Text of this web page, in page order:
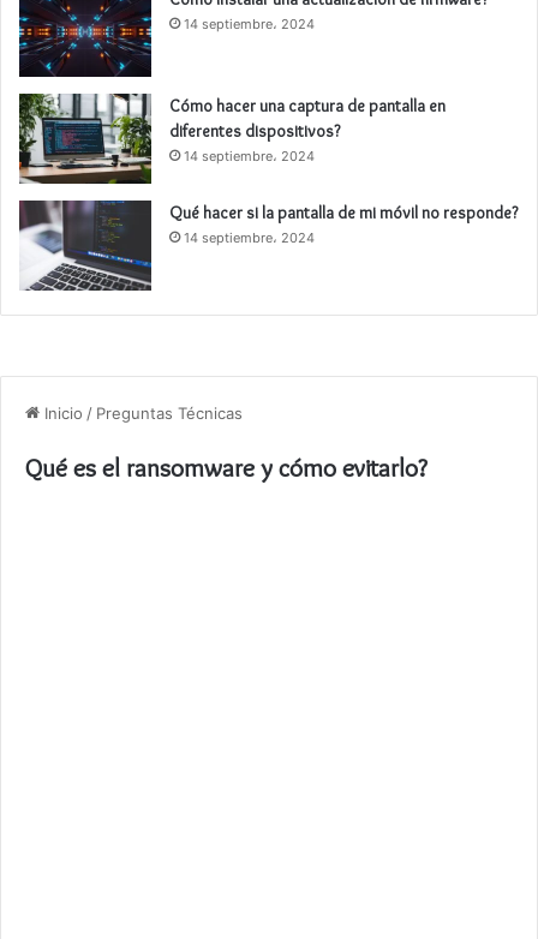
14 septiembre، 2024
Cómo hacer una captura de pantalla en
diferentes dispositivos?
14 septiembre، 2024
Qué hacer si la pantalla de mi móvil no responde?
14 septiembre، 2024